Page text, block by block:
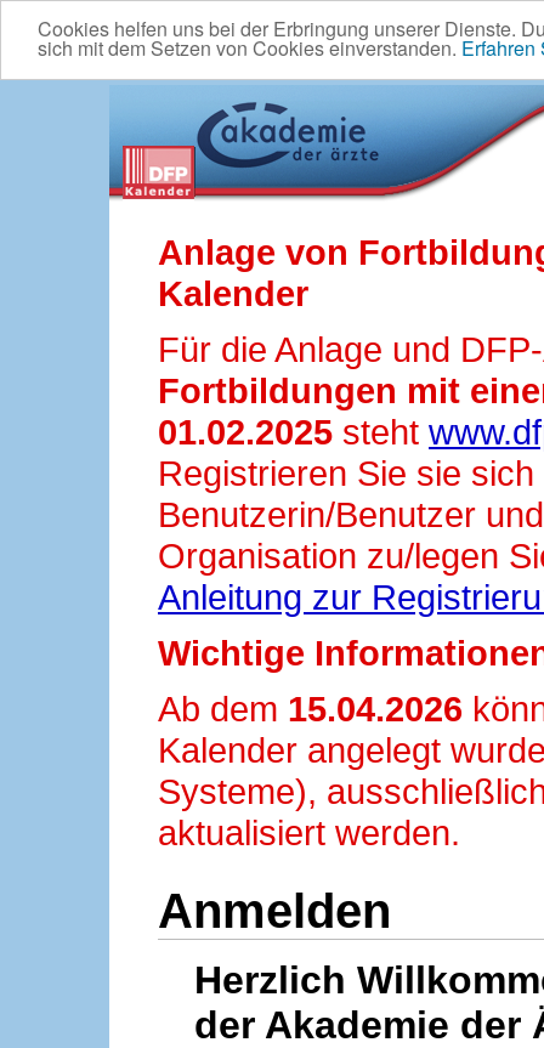
Cookies helfen uns bei der Erbringung unserer Dienste.
sich mit dem Setzen von Cookies einverstanden. Erfahren
Anlage von
Kalender
Für die Anlage und
Fortbildungen mit
01.02.2025 steht
Registrieren Sie sie
Benutzerin/Benutzer
Organisation zu/legen
Anleitung zur
Wichtige
Ab dem 15.04.2026
Kalender angelegt
Systeme),
aktualisiert werden.
Anmelden
Herzlich
der Akademie der